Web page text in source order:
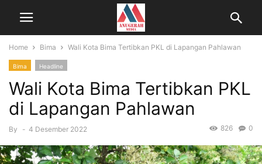
Home Bima Wali Kota Bima Tertibkan PKL di Lapangan Pahlawan
Bima Headline
Wali Kota Bima Tertibkan PKL
di Lapangan Pahlawan
By - 4 Desember 2022 0
826